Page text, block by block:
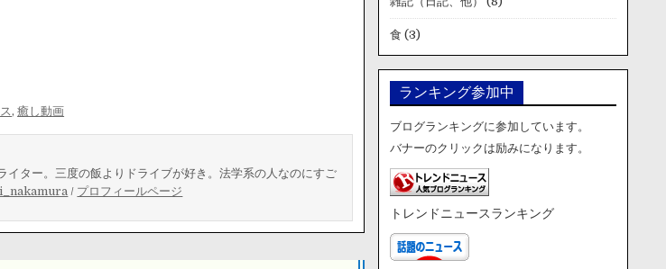
,癒し動画
イター。三度の飯よりドライブが好き。法学系の人なのにすご
/ プロフィールページ
食 (3)
ランキング参加中
ブログランキングに参加しています。
バナーのクリックは励みになります。
トレンドニュースランキング